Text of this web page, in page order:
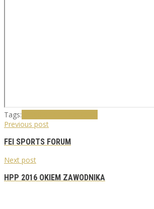
Tags:
Previous post
FEI SPORTS FORUM
Next post
HPP 2016 OKIEM ZAWODNIKA